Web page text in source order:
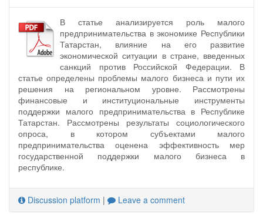
В статье анализируется роль малого
предпринимательства в экономике Республики
Татарстан, влияние на его развитие
экономической ситуации в стране, введенных
санкций против Российской Федерации. В
статье определены проблемы малого бизнеса и пути их
решения на региональном уровне. Рассмотрены
финансовые и институциональные инструменты
поддержки малого предпринимательства в Республике
Татарстан. Рассмотрены результаты социологического
опроса, в котором субъектами малого
предпринимательства оценена эффективность мер
государственной поддержки малого бизнеса в
республике.
Discussion platform | Leave a comment